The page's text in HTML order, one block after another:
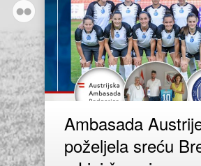
Ambasada
poželjela sreću